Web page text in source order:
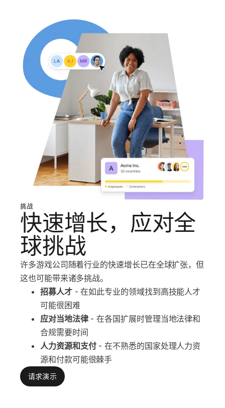
挑战
快速增长，应对全
球挑战
许多游戏公司随着行业的快速增长已在全球扩张，但
这也可能带来诸多挑战。
招募人才 - 在如此专业的领域找到高技能人才
可能很困难
应对当地法律 - 在各国扩展时管理当地法律和
合规需要时间
人力资源和支付 - 在不熟悉的国家处理人力资
源和付款可能很棘手
请求演示